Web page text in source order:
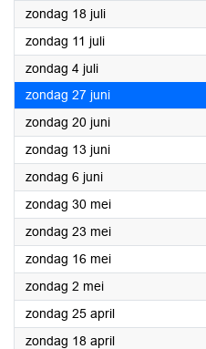
zondag 18 juli2021
zondag 11 juli2021
zondag 4 juli2021
zondag 27 juni2021
zondag 20 juni2021
zondag 13 juni2021
zondag 6 juni2021
zondag 30 mei2021
zondag 23 mei2021
zondag 16 mei2021
zondag 2 mei2021
zondag 25 april2021
zondag 18 april2021